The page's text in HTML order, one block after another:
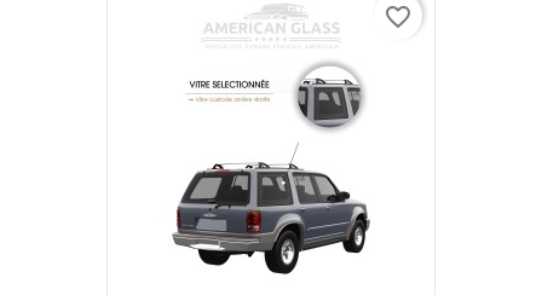
favorite_border